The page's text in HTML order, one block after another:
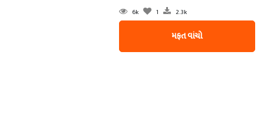
6k 1 2.3k
મફત વાંચો